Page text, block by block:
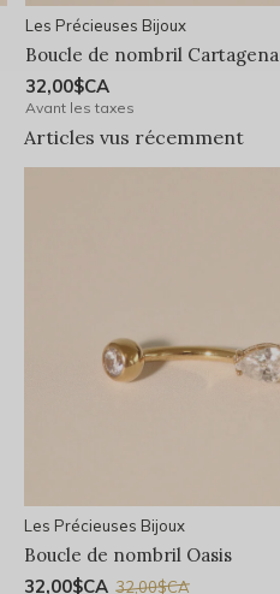
Les Précieuses Bijoux
Boucle de nombril Cartagena
32,00$CA
Avant les taxes
Articles vus récemment
Les Précieuses Bijoux
Boucle de nombril Oasis
32,00$CA 32,00$CA